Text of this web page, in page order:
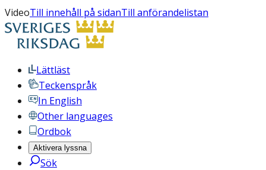
VideoTill innehåll på sidanTill anförandelistan
Lättläst
Teckenspråk
In English
Other languages
Ordbok
Aktivera lyssna
Sök